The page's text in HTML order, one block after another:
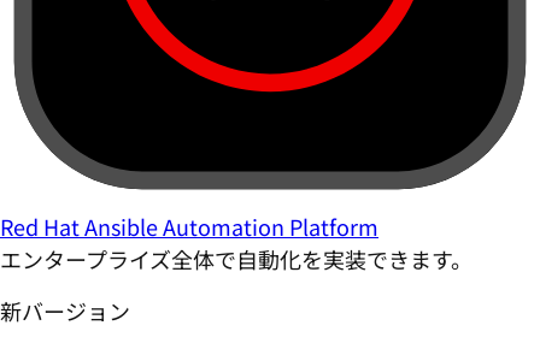
Red Hat Ansible Automation Platform
エンタープライズ全体で自動化を実装できます。
新バージョン